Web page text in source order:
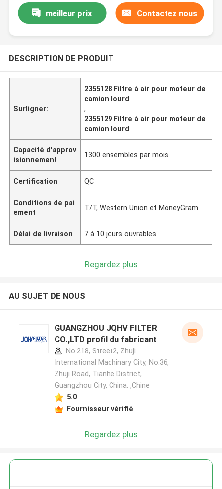
meilleur prix Contactez nous
DESCRIPTION DE PRODUIT
Surligner:
2355128 Filtre à air pour moteur de
camion lourd
,
2355129 Filtre à air pour moteur de
camion lourd
Capacité d'approv
isionnement
1300 ensembles par mois
Certification QC
Conditions de pai
ement
T/T, Western Union et MoneyGram
Délai de livraison 7 à 10 jours ouvrables
Regardez plus
AU SUJET DE NOUS
GUANGZHOU JQHV FILTER
CO.,LTD profil du fabricant
No.218, Street2, Zhuji
International Machinary City, No.36,
Zhuji Road, Tianhe District,
Guangzhou City, China. ,Chine
5.0
Fournisseur vérifié
Regardez plus